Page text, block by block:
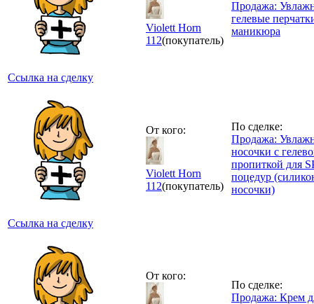
Ссылка на сделку
Violett Horn
112(покупатель)
Продажа:
гелевые
маникюра
Ссылка на сделку
От кого:
Violett Horn
112(покупатель)
По сделке:
Продажа:
носочки с
пропиткой для
поцедур
носочки)
От кого:
По сделке:
Продажа: Крем